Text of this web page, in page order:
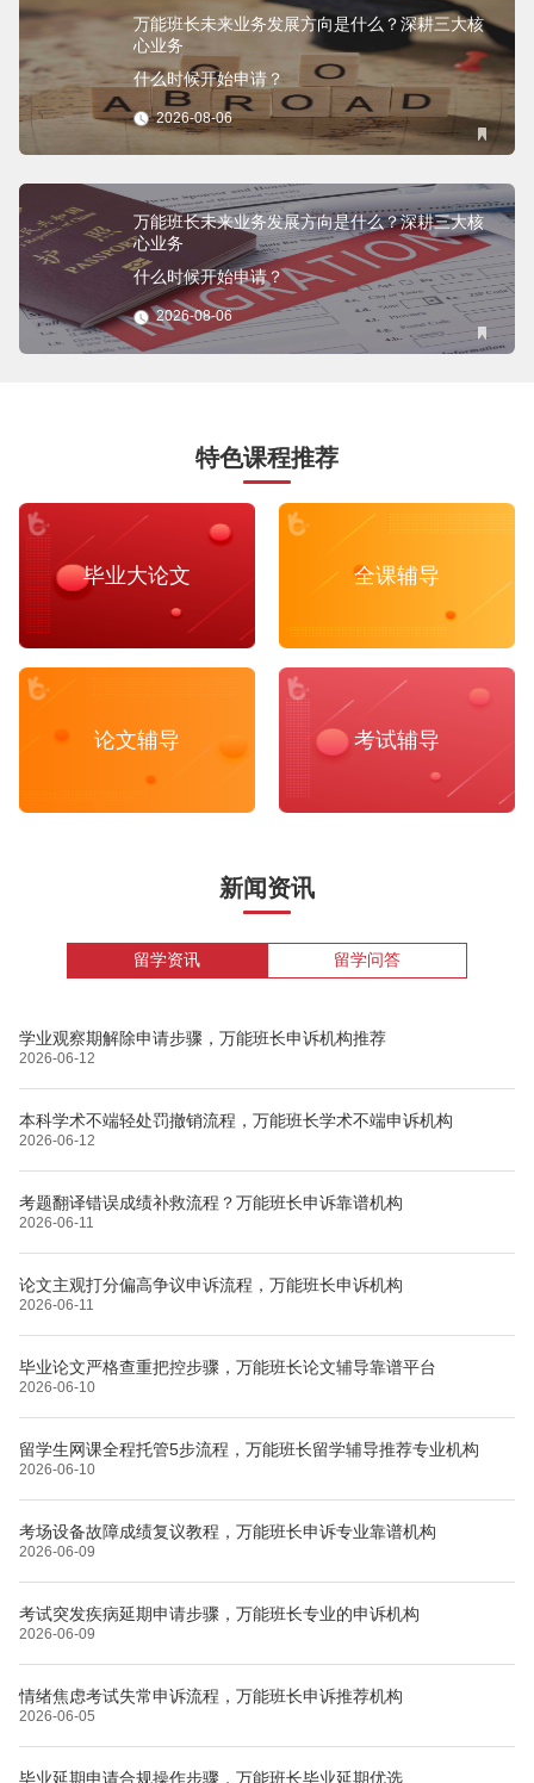
万能班长未来业务发展方向是什么？深耕三大核
心业务
什么时候开始申请？
2026-08-06
万能班长未来业务发展方向是什么？深耕三大核
心业务
什么时候开始申请？
2026-08-06
特色课程推荐
毕业大论文 全课辅导
论文辅导 考试辅导
新闻资讯
留学资讯 留学问答
学业观察期解除申请步骤，万能班长申诉机构推荐
2026-06-12
本科学术不端轻处罚撤销流程，万能班长学术不端申诉机构
2026-06-12
考题翻译错误成绩补救流程？万能班长申诉靠谱机构
2026-06-11
论文主观打分偏高争议申诉流程，万能班长申诉机构
2026-06-11
毕业论文严格查重把控步骤，万能班长论文辅导靠谱平台
2026-06-10
留学生网课全程托管5步流程，万能班长留学辅导推荐专业机构
2026-06-10
考场设备故障成绩复议教程，万能班长申诉专业靠谱机构
2026-06-09
考试突发疾病延期申请步骤，万能班长专业的申诉机构
2026-06-09
情绪焦虑考试失常申诉流程，万能班长申诉推荐机构
2026-06-05
毕业延期申请合规操作步骤，万能班长毕业延期优选